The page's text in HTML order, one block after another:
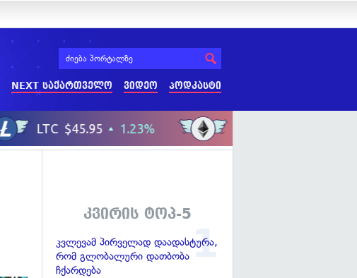
NEXT საქართველო ვიდეო პოდკასტი
კვირის ტოპ-5
კვლევამ პირველად დაადასტურა,
რომ გლობალური დათბობა
ჩქარდება